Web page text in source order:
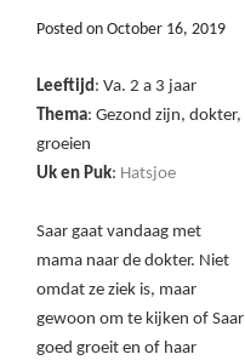
Posted on October 16, 2019
Leeftijd: Va. 2 a 3 jaar
Thema: Gezond zijn, dokter,
groeien
Uk en Puk: Hatsjoe
Saar gaat vandaag met
mama naar de dokter. Niet
omdat ze ziek is, maar
gewoon om te kijken of Saar
goed groeit en of haar